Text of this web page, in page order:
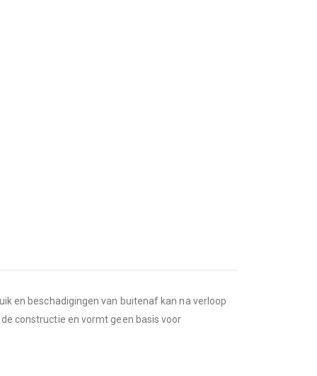
en beschadigingen van buitenaf kan na verloop
constructie en vormt geen basis voor